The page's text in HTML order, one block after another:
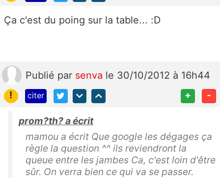
Ça c'est du poing sur la table... :D
Publié par senva le 30/10/2012 à 16h44
!
citer + -
prom?th? a écrit
mamou a écrit Que google les dégages ça
règle la question ^^ ils reviendront la
queue entre les jambes Ca, c'est loin d'être
sûr. On verra bien ce qui va se passer.